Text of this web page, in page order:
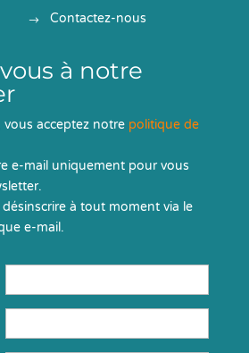
Contactez-nous
à notre
vous acceptez notre politique de
e-mail uniquement pour vous
à tout moment via le
e-mail.